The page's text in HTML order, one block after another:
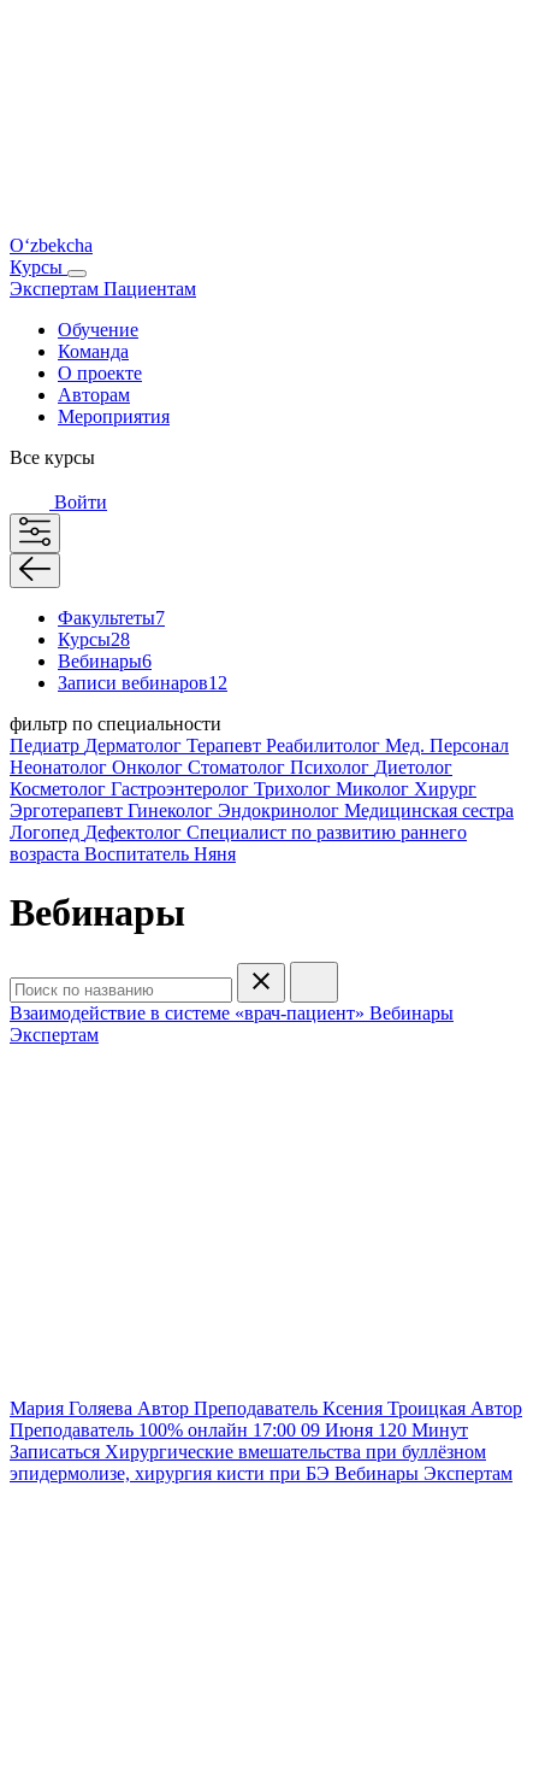
O‘zbekcha
Курсы
Экспертам Пациентам
Обучение
Команда
О проекте
Авторам
Мероприятия
Все курсы
Войти
Факультеты7
Курсы28
Вебинары6
Записи вебинаров12
фильтр по специальности
Педиатр Дерматолог Терапевт Реабилитолог Мед. Персонал
Неонатолог Онколог Стоматолог Психолог Диетолог
Косметолог Гастроэнтеролог Трихолог Миколог Хирург
Эрготерапевт Гинеколог Эндокринолог Медицинская сестра
Логопед Дефектолог Специалист по развитию раннего
возраста Воспитатель Няня
Вебинары
Взаимодействие в системе «врач-пациент» Вебинары
Экспертам
Мария Голяева Автор Преподаватель Ксения Троицкая Автор
Преподаватель 100% онлайн 17:00 09 Июня 120 Минут
Записаться Хирургические вмешательства при буллёзном
эпидермолизе, хирургия кисти при БЭ Вебинары Экспертам